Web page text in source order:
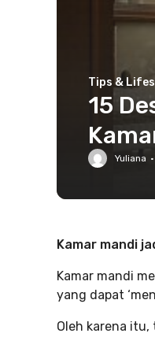
Tips &
15
Yuliana ·
Kamar mandi
Kamar mandi
yang dapat
Oleh karena